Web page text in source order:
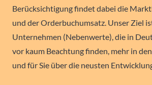
Berücksichtigung findet dabei die
und der Orderbuchumsatz. Unser Ziel
Unternehmen (Nebenwerte), die in
vor kaum Beachtung finden, mehr in
und für Sie über die neusten